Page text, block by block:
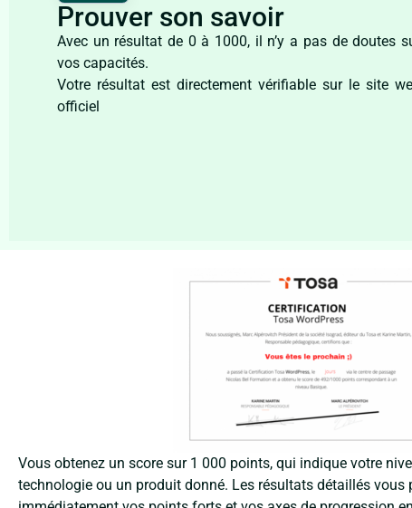
Prouver son savoir​
Avec un résultat de 0 à 1000, il n’y a pas de doutes
vos capacités.
Votre résultat est directement vérifiable sur le site
officiel
Vous obtenez un score sur 1 000 points, qui indique votre
technologie ou un produit donné. Les résultats détaillés vous